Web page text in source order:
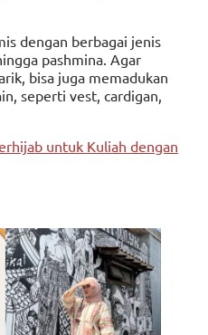
dengan berbagai jenis
pashmina. Agar
bisa juga memadukan
seperti vest, cardigan,
untuk Kuliah dengan